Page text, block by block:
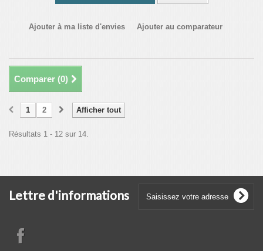
Ajouter à ma liste d'envies Ajouter au comparateur
Comparer (0)
Afficher tout
1 2
Résultats 1 - 12 sur 14.
Lettre d'informations